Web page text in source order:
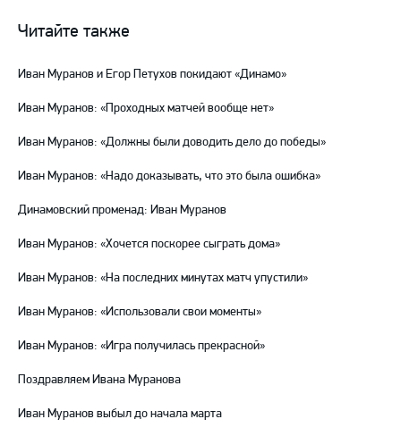
ВКонтакте
в
TelegramYouTube
Читайте также
Иван Муранов и Егор Петухов покидают «Динамо»
Иван Муранов: «Проходных матчей вообще нет»
Иван Муранов: «Должны были доводить дело до победы»
Иван Муранов: «Надо доказывать, что это была ошибка»
Динамовский променад: Иван Муранов
Иван Муранов: «Хочется поскорее сыграть дома»
Иван Муранов: «На последних минутах матч упустили»
Иван Муранов: «Использовали свои моменты»
Иван Муранов: «Игра получилась прекрасной»
Поздравляем Ивана Муранова
Иван Муранов выбыл до начала марта